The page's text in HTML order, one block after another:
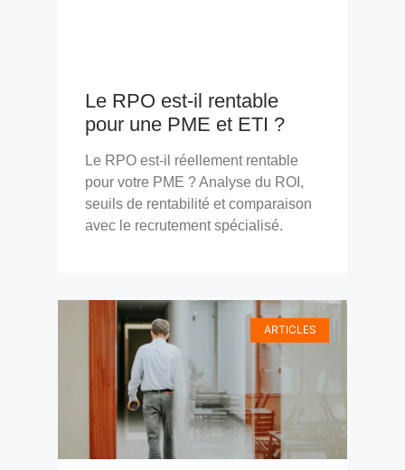
Le RPO est-il rentable
pour une PME et ETI ?
Le RPO est-il réellement rentable
pour votre PME ? Analyse du ROI,
seuils de rentabilité et comparaison
avec le recrutement spécialisé.
ARTICLES